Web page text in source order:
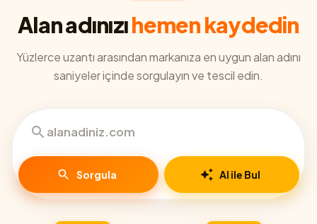
Alan adınızıhemen kaydedin
Yüzlerce uzantı arasından markanıza en uygun alan adını
saniyeler içinde sorgulayın ve tescil edin.
Sorgula AI ile Bul